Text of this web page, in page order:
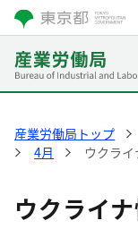
産業労働局トップ
4月
ウクラ
ウクライ